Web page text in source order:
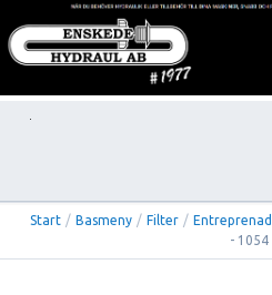
Start / Basmeny / Filter / Entreprenad
- 1054